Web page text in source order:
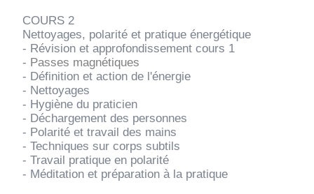
COURS 2
Nettoyages, polarité et pratique énergétique
- Révision et approfondissement cours 1
- Passes magnétiques
- Définition et action de l'énergie
- Nettoyages
- Hygiène du praticien
- Déchargement des personnes
- Polarité et travail des mains
- Techniques sur corps subtils
- Travail pratique en polarité
- Méditation et préparation à la pratique